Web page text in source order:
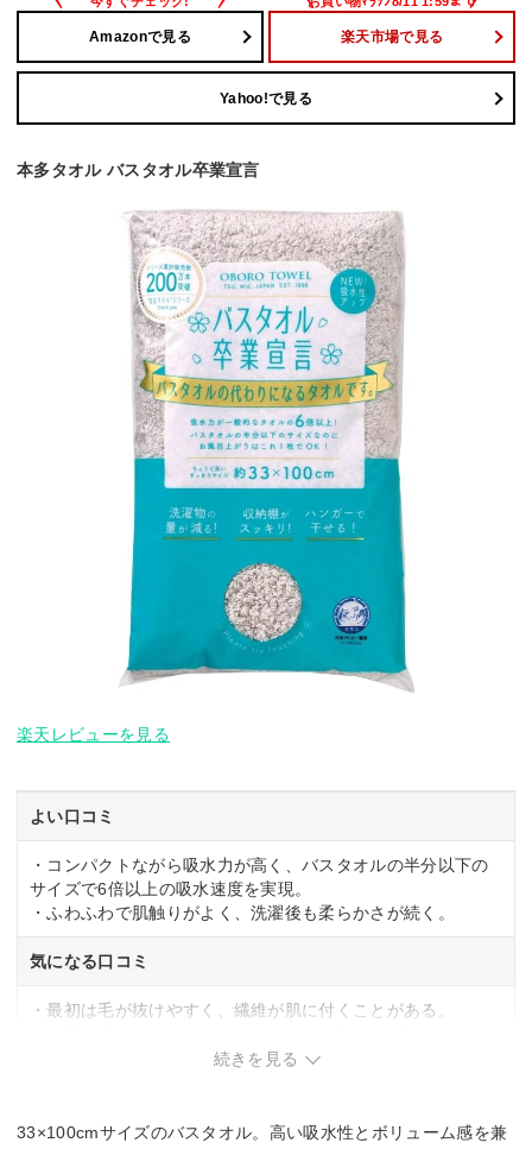
Amazonで見る 楽天市場で見る
Yahoo!で見る
本多タオル バスタオル卒業宣言
楽天レビューを見る
よい口コミ
・コンパクトながら吸水力が高く、バスタオルの半分以下の
サイズで6倍以上の吸水速度を実現。
・ふわふわで肌触りがよく、洗濯後も柔らかさが続く。
気になる口コミ
・最初は毛が抜けやすく、繊維が肌に付くことがある。
続きを見る
33×100cmサイズのバスタオル。高い吸水性とボリューム感を兼